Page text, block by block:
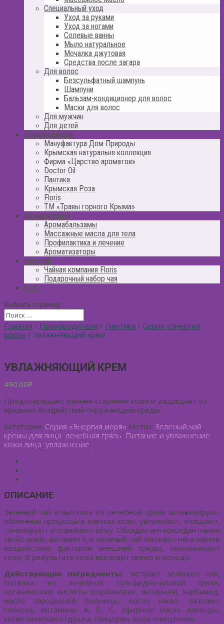
Специальный уход
Уход за руками
Уход за ногами
Солевые ванны
Мыло натуральное
Мочалка джутовая
Средства после загара
Для волос
Безсульфатный шампунь
Шампуни
Бальзам-кондиционер для волос
Маски для волос
Для мужчин
Для детей
Производители
Мануфактура Дом Природы
Крымская натуральня коллекция
Фирма «Царство ароматов»
Doctor Oil
Пантика
Крымская Роза
Floris
ТМ «Травы горного Крыма»
Ароматерапия
Аромабальзамы
Массажные масла для тела
Профилактика и лечение
Ароматизаторы
Фиточай
Чайная компания Floris
Подарочный набор чая
Блог
Выбрать страницу
Главная / Производители / Пантика / Серия «Энергия
моря» / Увлажняющий крем
УВЛАЖНЯЮЩИЙ КРЕМ
490.00₽
Предотвращает раннее старение кожи и защищает от
вредных воздействий окружающей среды.
Категория: Серия «Энергия моря» Метки: Зеленый чай,
кремы для лица, лечебная грязь, Питание и увлажнение
кожи лица, увлажнение
ОПИСАНИЕ
Зеленый чай и вытяжка из лечебной грязи активизируют
обменные процессы в клетках кожи, увлажняют, очищают,
тонизируют и освежают кожу. Об­ладая антиоксидантными
свойствами, витамин Е и зеленый чай снижают негатив­ное
воздействие факторов внешней среды, омолаживают
кожу. В результате кожа выглядит свежо и молодо.
Действующие ингредиенты: экстракт зелёного чая,
вытяжка из лечебной сульфидно-иловой грязи,
органические кислоты (сорбиновая, янтарная), карбамид,
масло зародышей пшеницы, масло какао, ланолин,
глюкоза, витамины А, Е, С, эфирное масло лаванды,
косметическая отдушка, глицерин, вода очищенная.